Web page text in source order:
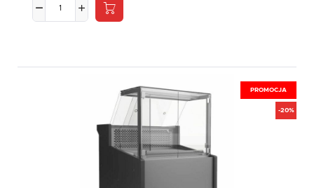
PROMOCJA
-20%